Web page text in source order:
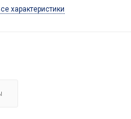
характеристики